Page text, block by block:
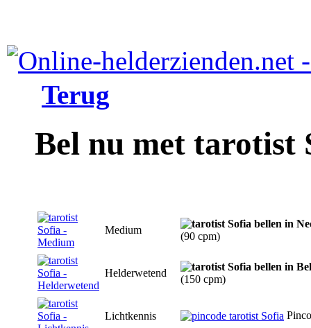
Terug
Bel nu met tarotist
Medium
(90 cpm)
Helderwetend
(150 cpm)
Lichtkennis